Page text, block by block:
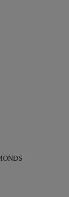
— ett smykke om
mot